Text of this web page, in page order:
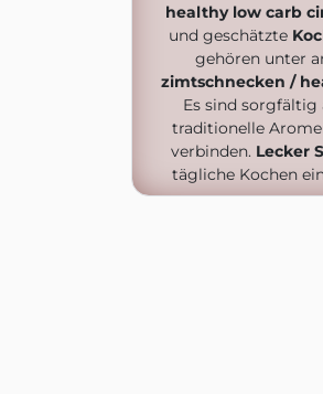
healthy low carb
und geschätzte
gehören unter
zimtschnecken /
Es sind sorgfältig
traditionelle
verbinden. Lecker
tägliche Kochen